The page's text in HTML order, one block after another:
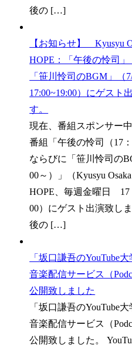
後の […]
【お知らせ】 Kyusyu
HOPE：「午後の怜司」
「笹川怜司のBGM」（
17:00~19:00）にゲスト
す。
現在、番組スポンサー
番組「午後の怜司（17：
ならびに「笹川怜司の
00～）」（Kyusyu
HOPE、毎週金曜日 17
00）にゲスト出演致し
後の […]
「坂口謙吾のYouTube
音楽配信サービス（
公開致しました
「坂口謙吾のYouTube
音楽配信サービス（
公開致しました。